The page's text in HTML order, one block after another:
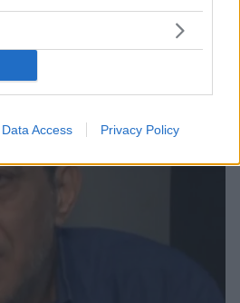
Data Access Privacy Policy